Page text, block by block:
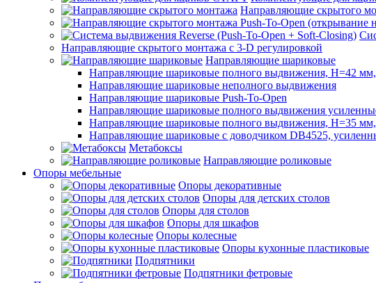
Направляющие скрытого
Направляющие скрытого монтажа с 3-D регулировкой
Направляющие шариковые
Направляющие шариковые полного выдвижения, H=42 мм,
Направляющие шариковые неполного выдвижения
Направляющие шариковые Push-To-Open
Направляющие шариковые полного выдвижения
Направляющие шариковые полного выдвижения, H=35 мм,
Направляющие шариковые с доводчиком DB4525,
Метабоксы
Направляющие роликовые
Опоры мебельные
Опоры декоративные
Опоры для детских столов
Опоры для столов
Опоры для шкафов
Опоры колесные
Опоры кухонные пластиковые
Подпятники
Подпятники фетровые